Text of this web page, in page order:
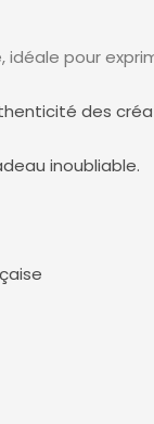
pour
des
inoubliable.